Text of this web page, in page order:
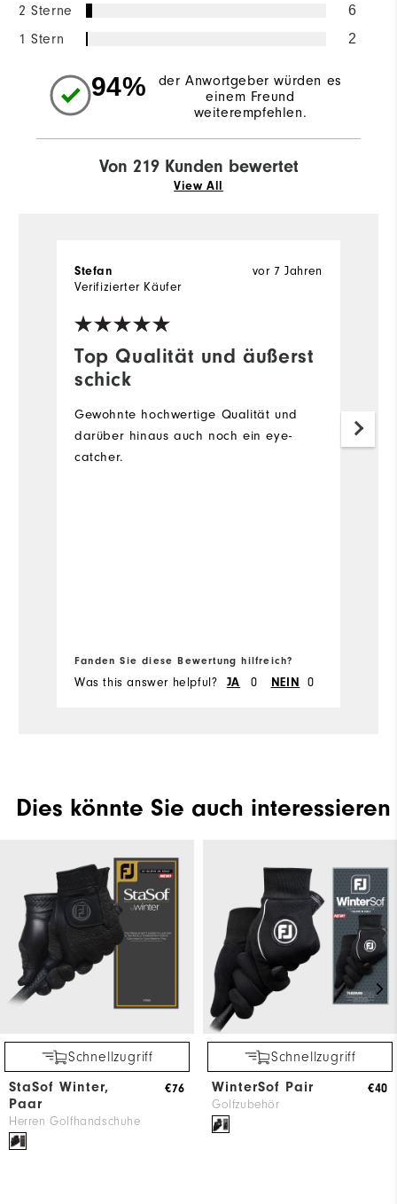
2 Sterne 6
1 Stern 2
94%
der Anwortgeber würden es
einem Freund
weiterempfehlen.
Von 219 Kunden bewertet
View All
Top Qualität und äußerst
schick
vor 7 Jahren
Stefan
Verifizierter Käufer
Gewohnte hochwertige Qualität und
darüber hinaus auch noch ein eye-
catcher.
Fanden Sie diese Bewertung hilfreich?
Was this answer helpful? JA 0 NEIN 0
Dies könnte Sie auch interessieren
Schnellzugriff
StaSof Winter,
Paar
Herren Golfhandschuhe
€76
Schnellzugriff
WinterSof Pair
Golfzubehör
€40